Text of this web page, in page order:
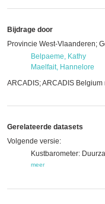
Bijdrage door
Provincie West-Vlaanderen;
Belpaeme, Kathy
Maelfait, Hannelore
ARCADIS; ARCADIS Belgium
Gerelateerde datasets
Volgende versie:
Kustbarometer:
meer